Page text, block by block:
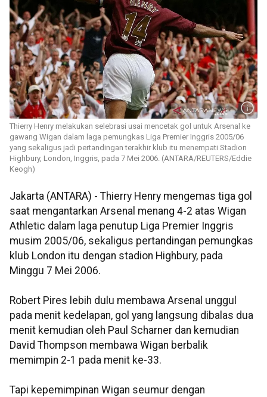
Thierry Henry melakukan selebrasi usai mencetak gol untuk Arsenal ke
gawang Wigan dalam laga pemungkas Liga Premier Inggris 2005/06
yang sekaligus jadi pertandingan terakhir klub itu menempati Stadion
Highbury, London, Inggris, pada 7 Mei 2006. (ANTARA/REUTERS/Eddie
Keogh)
Jakarta (ANTARA) - Thierry Henry mengemas tiga gol
saat mengantarkan Arsenal menang 4-2 atas Wigan
Athletic dalam laga penutup Liga Premier Inggris
musim 2005/06, sekaligus pertandingan pemungkas
klub London itu dengan stadion Highbury, pada
Minggu 7 Mei 2006.
Robert Pires lebih dulu membawa Arsenal unggul
pada menit kedelapan, gol yang langsung dibalas dua
menit kemudian oleh Paul Scharner dan kemudian
David Thompson membawa Wigan berbalik
memimpin 2-1 pada menit ke-33.
Tapi kepemimpinan Wigan seumur dengan